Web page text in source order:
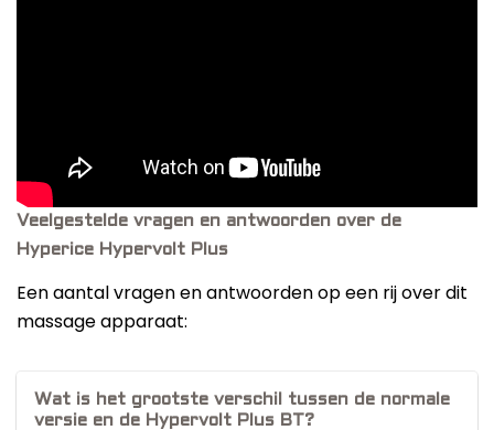
Veelgestelde vragen en antwoorden over de
Hyperice Hypervolt Plus
Een aantal vragen en antwoorden op een rij over dit
massage apparaat:
Wat is het grootste verschil tussen de normale
versie en de Hypervolt Plus BT?